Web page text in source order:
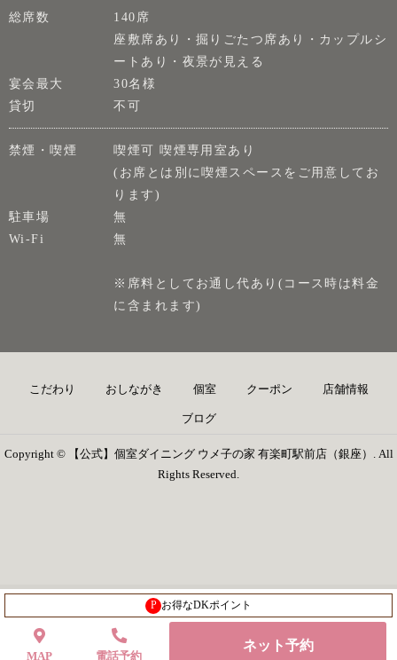
総席数
140席
座敷席あり・掘りごたつ席あり・カップルシ
ートあり・夜景が見える
宴会最大
30名様
貸切
不可
禁煙・喫煙
喫煙可 喫煙専用室あり
(お席とは別に喫煙スペースをご用意してお
ります)
駐車場
無
Wi-Fi
無
※席料としてお通し代あり(コース時は料金
に含まれます)
こだわり おしながき 個室 クーポン 店舗情報
ブログ
Copyright © 【公式】個室ダイニング ウメ子の家 有楽町駅前店（銀座）. All
Rights Reserved.
P お得なDKポイント
MAP 電話予約
ネット予約